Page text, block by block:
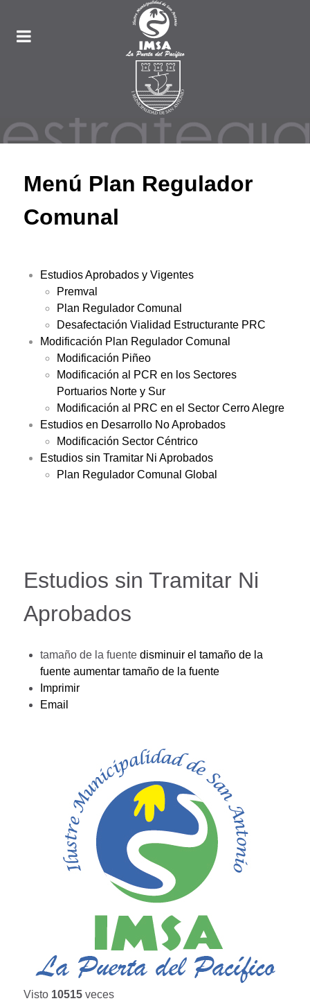
Menú Plan Regulador
Comunal
Estudios Aprobados y Vigentes
Premval
Plan Regulador Comunal
Desafectación Vialidad Estructurante PRC
Modificación Plan Regulador Comunal
Modificación Piñeo
Modificación al PCR en los Sectores
Portuarios Norte y Sur
Modificación al PRC en el Sector Cerro Alegre
Estudios en Desarrollo No Aprobados
Modificación Sector Céntrico
Estudios sin Tramitar Ni Aprobados
Plan Regulador Comunal Global
Estudios sin Tramitar Ni
Aprobados
tamaño de la fuente disminuir el tamaño de la
fuente aumentar tamaño de la fuente
Imprimir
Email
Visto 10515 veces